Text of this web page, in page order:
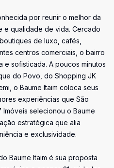
por reunir o melhor da
e qualidade de vida. Cercado
de luxo, cafés,
centros comerciais, o bairro
e sofisticada. A poucos minutos
do Povo, do Shopping JK
o Baume Itaim coloca seus
experiências que São
selecionou o Baume
estratégica que alia
e exclusividade.
Baume Itaim é sua proposta